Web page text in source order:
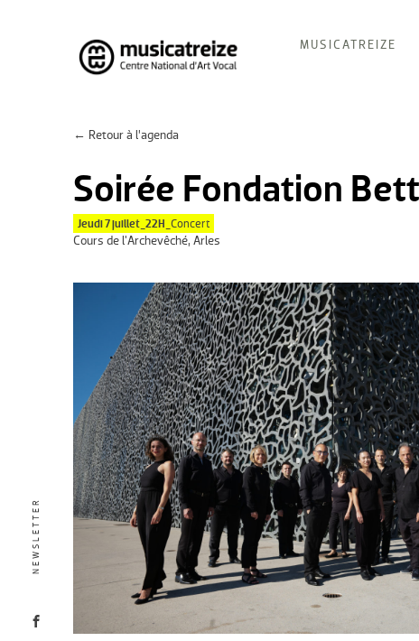
Skip
to
content
MUSICATREIZE
NEWSLETTER
← Retour à l’agenda
Soirée Fondation
Jeudi 7 juillet_22H_ Concert
Cours de l'Archevêché, Arles